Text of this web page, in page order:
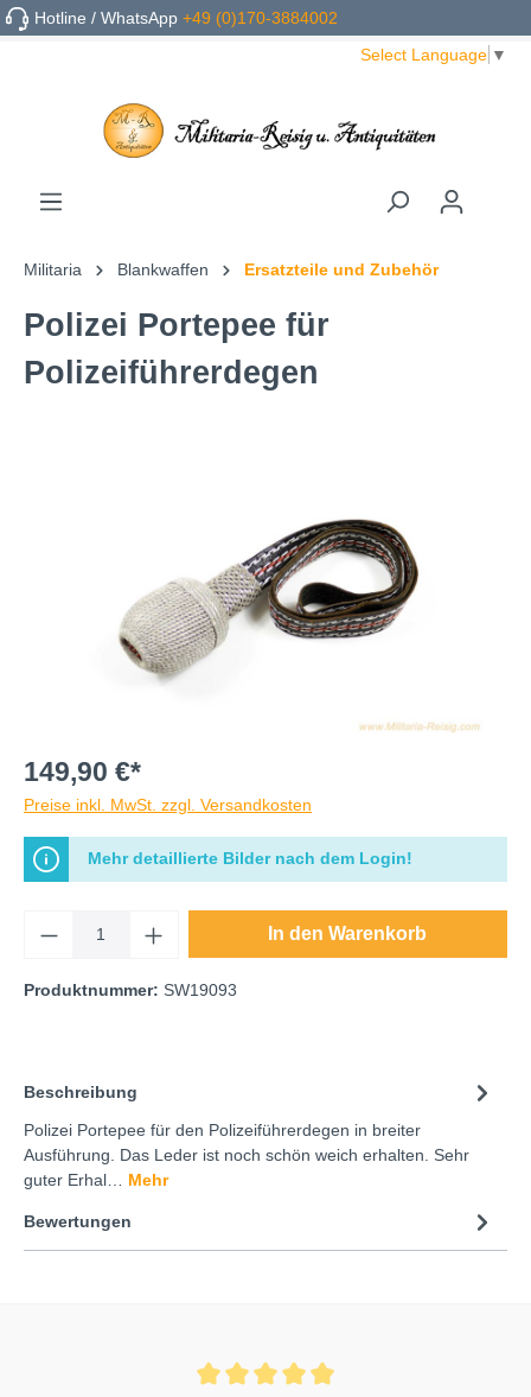
Hotline / WhatsApp+49 (0)170-3884002
Select Language ▼
Militaria Blankwaffen Ersatzteile und Zubehör
Polizei Portepee für
Polizeiführerdegen
149,90 €*
Preise inkl. MwSt. zzgl. Versandkosten
Mehr detaillierte Bilder nach dem Login!
In den Warenkorb
Produktnummer: SW19093
Beschreibung
Polizei Portepee für den Polizeiführerdegen in breiter
Ausführung. Das Leder ist noch schön weich erhalten. Sehr
guter Erhal… Mehr
Bewertungen